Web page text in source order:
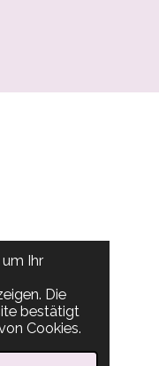
Ihr
Die
bestätigt
Cookies.